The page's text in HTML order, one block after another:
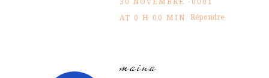
AT 0 H 00 MIN Répondre
maina